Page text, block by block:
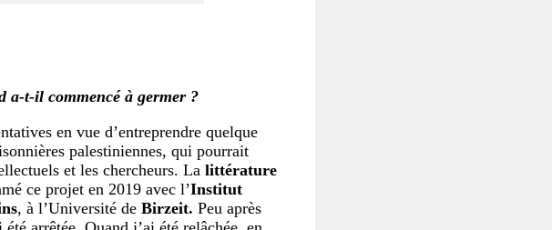
a-t-il commencé à germer ?
en vue d’entreprendre quelque
palestiniennes, qui pourrait
et les chercheurs. La littérature
ce projet en 2019 avec l’Institut
, à l’Université de Birzeit. Peu après